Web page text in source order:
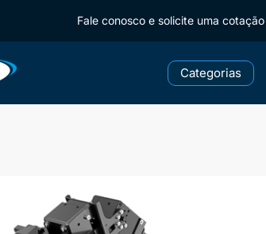
Fale conosco e solicite uma cotação
Categorias